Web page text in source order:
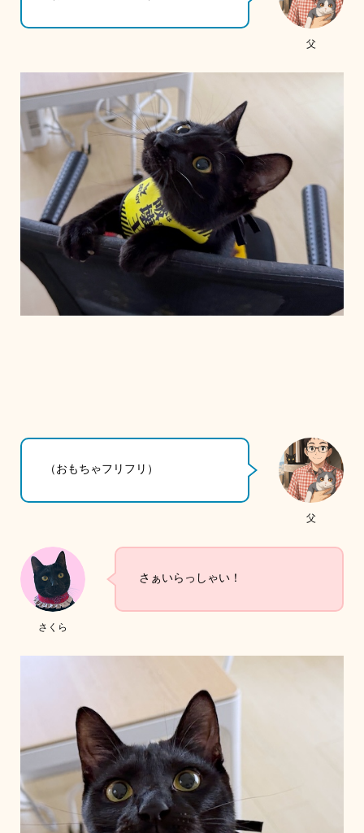
父
父
（おもちゃフリフリ）
さくら
さぁいらっしゃい！